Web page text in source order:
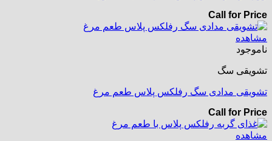
Call for Price
مشاهده
ناموجود
تشویقی سگ
تشویقی مدادی سگ رفلکس پلاس طعم مرغ
Call for Price
مشاهده